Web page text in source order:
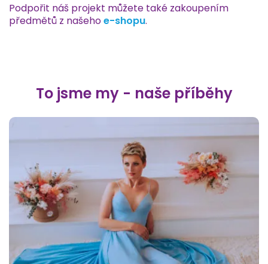
Podpořit náš projekt můžete také zakoupením
předmětů z našehoe-shopu.
To jsme my - naše příběhy